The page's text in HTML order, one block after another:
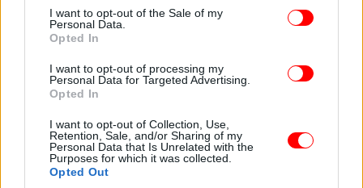
consent section.
I want to opt-out of the Sale of my
Personal Data.
Opted In
I want to opt-out of processing my
Personal Data for Targeted Advertising.
Opted In
I want to opt-out of Collection, Use,
Retention, Sale, and/or Sharing of my
Personal Data that Is Unrelated with the
Purposes for which it was collected.
Opted Out
«Είναι πρόκληση εθνική. Όχι επιδοτώντας τη
διατήρηση της ανεργίας αλλά την επιμόρφωση των
τελευταίες ευρωπαϊκές θέσεις στην ανάπτυξη των
δεξιοτήτων.